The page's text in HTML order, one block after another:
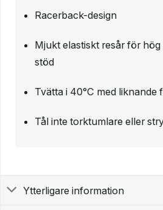
Racerback-design
Mjukt elastiskt resår för
stöd
Tvätta i 40°C med liknande
Tål inte torktumlare eller
Ytterligare information